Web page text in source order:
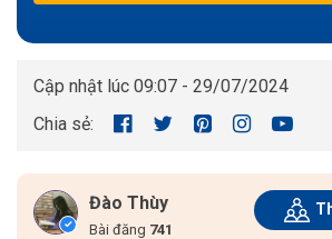
Cập nhật lúc 09:07 - 29/07/2024
Chia sẻ:
Đào Thùy
Bài đăng 741